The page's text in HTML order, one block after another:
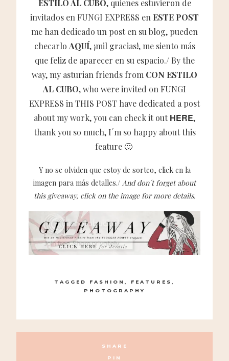
ESTILO AL CUBO, quienes estuvieron de
invitados en FUNGI EXPRESS en ESTE POST
me han dedicado un post en su blog, pueden
checarlo AQUÍ, ¡mil gracias!, me siento más
que feliz de aparecer en su espacio./ By the
way, my asturian friends from CON ESTILO
AL CUBO, who were invited on FUNGI
EXPRESS inTHIS POST have dedicated a post
about my work, you can check it out HERE,
thank you so much, I´m so happy about this
feature 🙂
Y no se olviden que estoy de sorteo, click en la
imagen para más detalles./ And don´t forget about
this giveaway, click on the image for more details.
TAGGED FASHION FEATURES
PHOTOGRAPHY
SHARE
PIN